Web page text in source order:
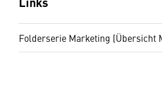
Folderserie Marketing (Übersicht